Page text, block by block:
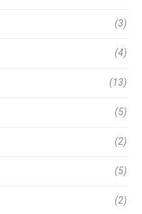
(3)
(4)
(13)
(5)
(2)
(5)
(2)